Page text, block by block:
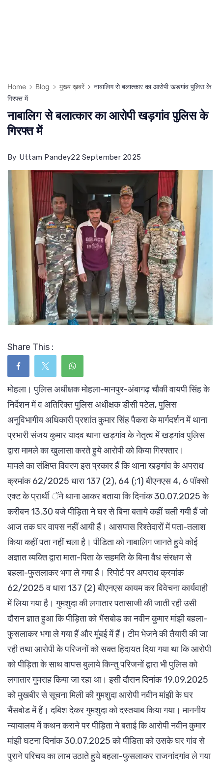
Home Blog मुख्य ख़बरें
नाबालिग से बलात्कार का आरोपी खड़गांव पुलिस के
गिरफ्त में
नाबालिग से बलात्कार का आरोपी खड़गांव पुलिस के
गिरफ्त में
By Uttam Pandey22 September 2025
Share This :
मोहला। पुलिस अधीक्षक मोहला-मानपुर-अंबागढ़ चौकी वायपी सिंह के
निर्देशन में व अतिरिक्त पुलिस अधीक्षक डीसी पटेल, पुलिस
अनुविभागीय अधिकारी प्रशांत कुमार सिंह पैकरा के मार्गदर्शन में थाना
प्रभारी संजय कुमार यादव थाना खड़गांव के नेतृत्व में खड़गांव पुलिस
द्वारा मामले का खुलासा करते हुये आरोपी को किया गिरफ्तार।
मामले का संक्षिप्त विवरण इस प्रकार हैं कि थाना खड़गांव के अपराध
क्रमांक 62/2025 धारा 137 (2), 64 (;1) बीएनएस 4, 6 पॉक्सो
एक्ट के प्रार्थी ॅने थाना आकर बताया कि दिनांक 30.07.2025 के
करीबन 13.30 बजे पीड़िता ने घर से बिना बताये कहीं चली गयी हैं जो
आज तक घर वापस नहीं आयी हैं। आसपास रिश्तेदारों में पता-तलाश
किया कहीं पता नहीं चला है। पीडिता को नाबालिग जानते हुये कोई
अज्ञात व्यक्ति द्वारा माता-पिता के सहमति के बिना वैध संरक्षण से
बहला-फुसलाकर भगा ले गया है। रिपोर्ट पर अपराध क्रमांक
62/2025 व धारा 137 (2) बीएनएस कायम कर विवेचना कार्यवाही
में लिया गया है। गुमशुदा की लगातार पतासाजी की जाती रही उसी
दौरान ज्ञात हुआ कि पीड़िता को भैंसबोड का नवीन कुमार मांझी बहला-
फुसलाकर भगा ले गया हैं और मुंबई में हैं। टीम भेजने की तैयारी की जा
रही तथा आरोपी के परिजनों को सक्त हिदायत दिया गया था कि आरोपी
को पीड़िता के साथ वापस बुलाये किन्तु परिजनों द्वारा भी पुलिस को
लगातार गुमराह किया जा रहा था। इसी दौरान दिनांक 19.09.2025
को मुखबीर से सूचना मिली की गुमशुदा आरोपी नवीन मांझी के घर
भैंसबोड में हैं। दबिश देकर गुमशुदा को दस्तयाब किया गया। माननीय
न्यायालय में कथन कराने पर पीड़िता ने बताई कि आरोपी नवीन कुमार
मांझी घटना दिनांक 30.07.2025 को पीडिता को उसके घर गांव से
पुराने परिचय का लाभ उठाते हुये बहला-फुसलाकर राजनांदगांव ले गया